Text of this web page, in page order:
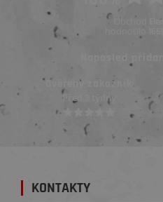
Obchod
hodnotilo
Naposled
Ověřený zákazník
Před 3 týdny
KONTAKTY